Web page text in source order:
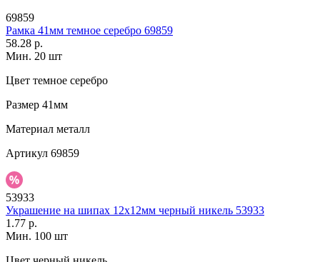
69859
Рамка 41мм темное серебро 69859
58.28 р.
Мин. 20 шт
Цвет темное серебро
Размер 41мм
Материал металл
Артикул 69859
53933
Украшение на шипах 12х12мм черный никель 53933
1.77 р.
Мин. 100 шт